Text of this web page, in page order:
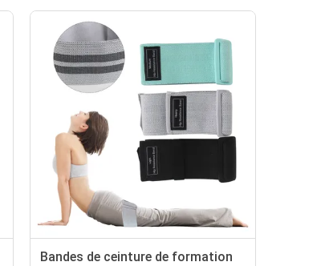
Bandes de ceinture de formation